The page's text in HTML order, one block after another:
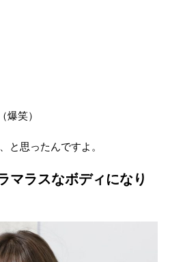
笑）
と思ったんですよ。
マラスなボディになり